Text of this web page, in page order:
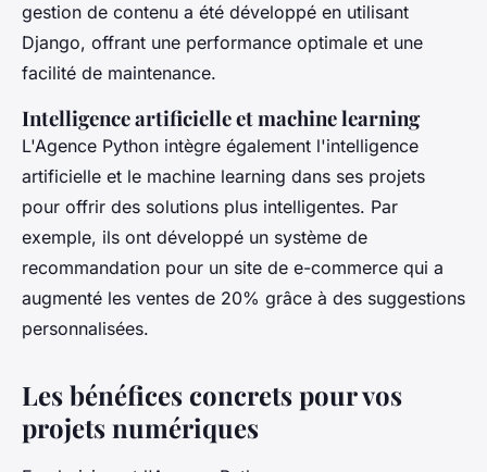
gestion de contenu a été développé en utilisant
Django, offrant une performance optimale et une
facilité de maintenance.
Intelligence artificielle et machine learning
L'Agence Python intègre également l'intelligence
artificielle et le machine learning dans ses projets
pour offrir des solutions plus intelligentes. Par
exemple, ils ont développé un système de
recommandation pour un site de e-commerce qui a
augmenté les ventes de 20% grâce à des suggestions
personnalisées.
Les bénéfices concrets pour vos
projets numériques